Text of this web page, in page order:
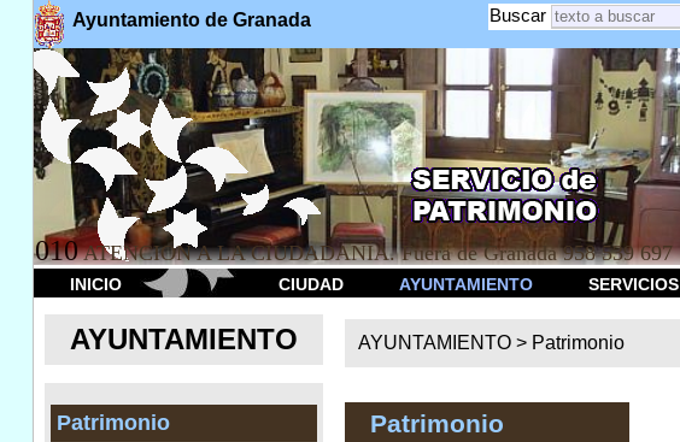
Ayuntamiento de Granada Buscar
010 ATENCION A LA CIUDADANÍA. Fuera de Granada 958 539 697
INICIO CIUDAD AYUNTAMIENTO SERVICIOS
AYUNTAMIENTO
Patrimonio
AYUNTAMIENTO > Patrimonio
Patrimonio